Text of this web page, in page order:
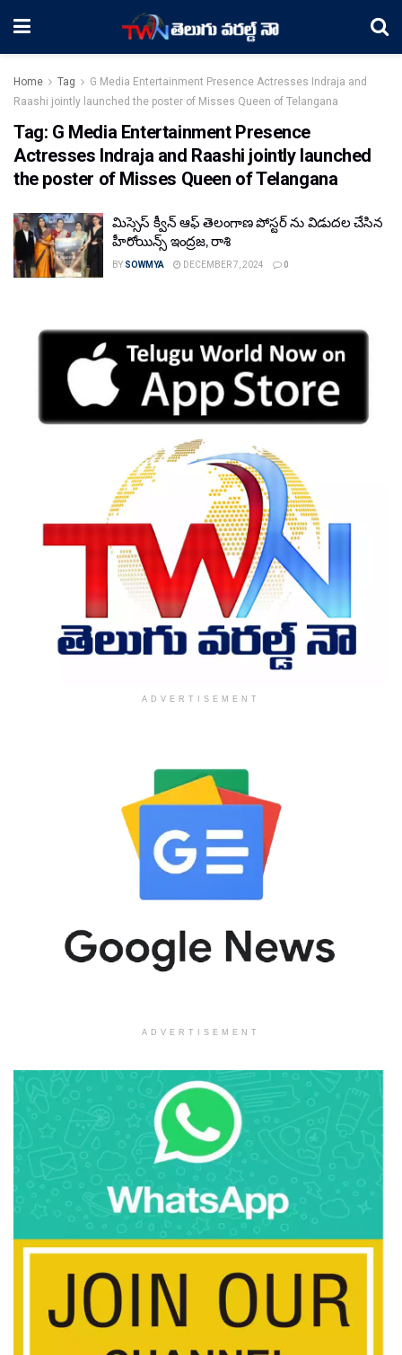
Home Tag
G Media Entertainment Presence Actresses Indraja and
Raashi jointly launched the poster of Misses Queen of Telangana
Tag: G Media Entertainment Presence
Actresses Indraja and Raashi jointly launched
the poster of Misses Queen of Telangana
మిస్సెస్ క్వీన్ ఆఫ్ తెలంగాణ పోస్టర్ ను విడుదల చేసిన
హీరోయిన్స్ ఇంద్రజ, రాశి
BY SOWMYA DECEMBER 7, 2024 0
ADVERTISEMENT
ADVERTISEMENT